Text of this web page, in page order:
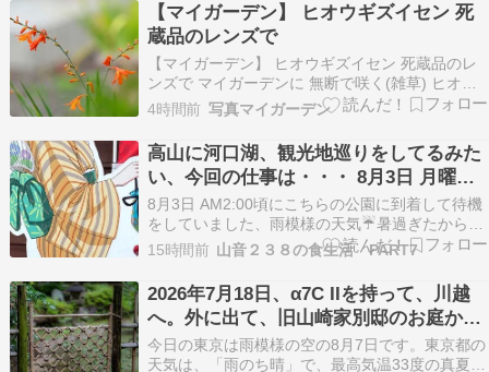
【マイガーデン】 ヒオウギズイセン 死
蔵品のレンズで
【マイガーデン】 ヒオウギズイセン 死蔵品のレ
ンズで マイガーデンに 無断で咲く(雑草) ヒオウ
ギズイセン このどぎつい色彩 あまり好きではあ
りませんが 嫌われながらも せっかく頑張って 花
を咲かせたので 出来るだけ優しく 撮ってあげた
いと レンズを向けました DSC00018.…
4時間前 写真マイガーデン
高山に河口湖、観光地巡りをしてるみた
い、今回の仕事は・・・ 8月3日 月曜日
友引
8月3日 AM2:00頃にこちらの公園に到着して待機
をしていました、雨模様の天気☔暑過ぎたから少
しの雨はありがたい！！ 無事に納車を済ませたら
とりあえず東京駅に向かいます。 上野東京ライン
で一駅です、前回よりも電車は空いてました。 こ
こで降りてなんか食べれるとこ探します・・・ …
15時間前 山音２３８の食生活 PART7
2026年7月18日、α7C IIを持って、川越
へ。外に出て、旧山崎家別邸のお庭か
ら。その１７
今日の東京は雨模様の空の8月7日です。東京都の
天気は、「雨のち晴」で、最高気温33度の真夏